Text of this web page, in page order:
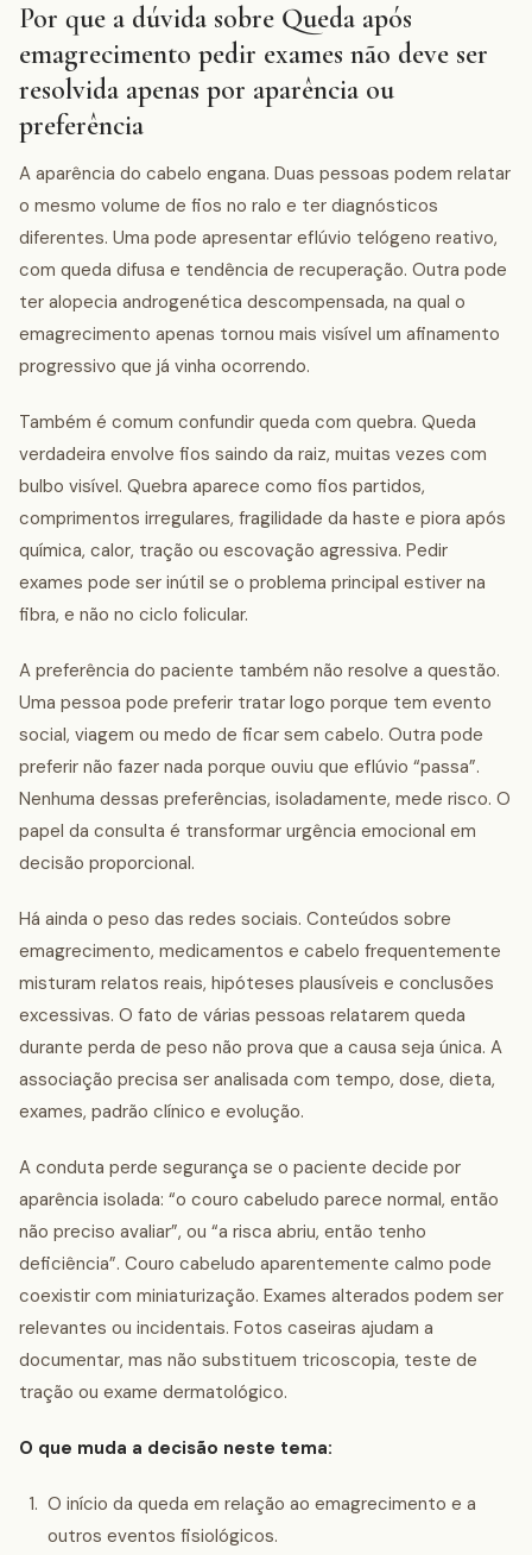
Por que a dúvida sobre Queda após
emagrecimento pedir exames não deve ser
resolvida apenas por aparência ou
preferência
A aparência do cabelo engana. Duas pessoas podem relatar
o mesmo volume de fios no ralo e ter diagnósticos
diferentes. Uma pode apresentar eflúvio telógeno reativo,
com queda difusa e tendência de recuperação. Outra pode
ter alopecia androgenética descompensada, na qual o
emagrecimento apenas tornou mais visível um afinamento
progressivo que já vinha ocorrendo.
Também é comum confundir queda com quebra. Queda
verdadeira envolve fios saindo da raiz, muitas vezes com
bulbo visível. Quebra aparece como fios partidos,
comprimentos irregulares, fragilidade da haste e piora após
química, calor, tração ou escovação agressiva. Pedir
exames pode ser inútil se o problema principal estiver na
fibra, e não no ciclo folicular.
A preferência do paciente também não resolve a questão.
Uma pessoa pode preferir tratar logo porque tem evento
social, viagem ou medo de ficar sem cabelo. Outra pode
preferir não fazer nada porque ouviu que eflúvio “passa”.
Nenhuma dessas preferências, isoladamente, mede risco. O
papel da consulta é transformar urgência emocional em
decisão proporcional.
Há ainda o peso das redes sociais. Conteúdos sobre
emagrecimento, medicamentos e cabelo frequentemente
misturam relatos reais, hipóteses plausíveis e conclusões
excessivas. O fato de várias pessoas relatarem queda
durante perda de peso não prova que a causa seja única. A
associação precisa ser analisada com tempo, dose, dieta,
exames, padrão clínico e evolução.
A conduta perde segurança se o paciente decide por
aparência isolada: “o couro cabeludo parece normal, então
não preciso avaliar”, ou “a risca abriu, então tenho
deficiência”. Couro cabeludo aparentemente calmo pode
coexistir com miniaturização. Exames alterados podem ser
relevantes ou incidentais. Fotos caseiras ajudam a
documentar, mas não substituem tricoscopia, teste de
tração ou exame dermatológico.
O que muda a decisão neste tema:
O início da queda em relação ao emagrecimento e a
outros eventos fisiológicos.